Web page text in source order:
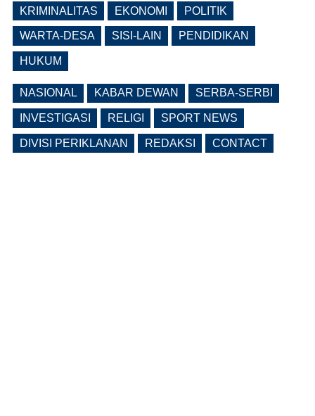
Ruang, Pelanggaran Berpotensi
Dikenai Denda dan Pembatasan
Fasilitas
(0 Reply(s))
KRIMINALITAS EKONOMI POLITIK
WARTA-DESA SISI-LAIN PENDIDIKAN
HUKUM
NASIONAL KABAR DEWAN SERBA-SERBI
INVESTIGASI RELIGI SPORT NEWS
DIVISI PERIKLANAN REDAKSI CONTACT